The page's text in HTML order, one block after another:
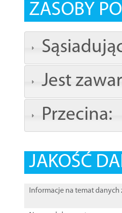
ZASOBY
Jest
Przecina:
JAKOŚĆ
Informacje na temat danych